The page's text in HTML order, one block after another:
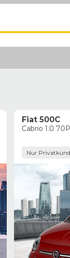
Fiat 500C
Cabrio 1.0
Nur